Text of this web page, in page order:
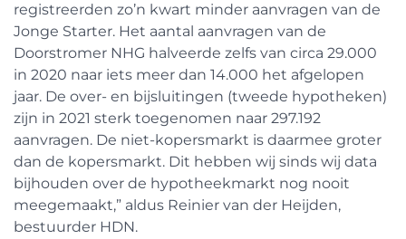
registreerden zo’n kwart minder aanvragen van de
Jonge Starter. Het aantal aanvragen van de
Doorstromer NHG halveerde zelfs van circa 29.000
in 2020 naar iets meer dan 14.000 het afgelopen
jaar. De over- en bijsluitingen (tweede hypotheken)
zijn in 2021 sterk toegenomen naar 297.192
aanvragen. De niet-kopersmarkt is daarmee groter
dan de kopersmarkt. Dit hebben wij sinds wij data
bijhouden over de hypotheekmarkt nog nooit
meegemaakt,” aldus Reinier van der Heijden,
bestuurder HDN.